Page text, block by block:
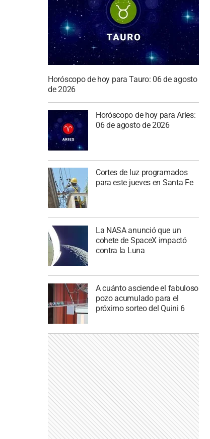
Horóscopo de hoy para Tauro: 06 de agosto
de 2026
Horóscopo de hoy para Aries:
06 de agosto de 2026
Cortes de luz programados
para este jueves en Santa Fe
La NASA anunció que un
cohete de SpaceX impactó
contra la Luna
A cuánto asciende el fabuloso
pozo acumulado para el
próximo sorteo del Quini 6